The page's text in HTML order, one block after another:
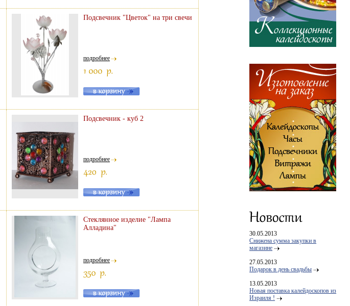
Подсвечник "Цветок" на три свечи
подробнее
Подсвечник - куб 2
подробнее
Стеклянное изделие "Лампа
Алладина"
подробнее
30.05.2013
Снижена сумма закупки в
магазине
27.05.2013
Подарок в день свадьбы
13.05.2013
Новая поставка калейдоскопов из
Израиля !